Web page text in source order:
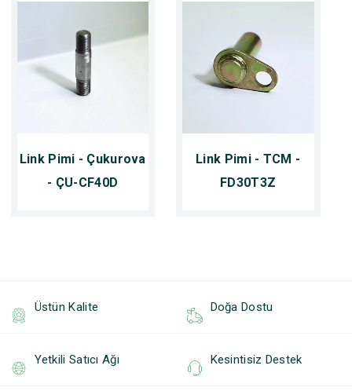
Link Pimi - Çukurova
- ÇU-CF40D
Link Pimi - TCM -
FD30T3Z
Üstün Kalite Doğa Dostu
Yetkili Satıcı Ağı Kesintisiz Destek